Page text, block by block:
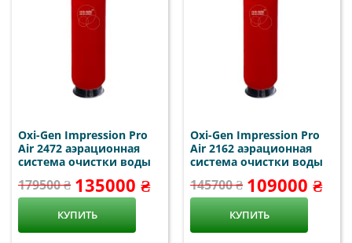
Oxi-Gen Impression Pro
Air 2472 аэрационная
система очистки воды
179500 ₴ 135000 ₴
КУПИТЬ
Oxi-Gen Impression Pro
Air 2162 аэрационная
система очистки воды
145700 ₴ 109000 ₴
КУПИТЬ